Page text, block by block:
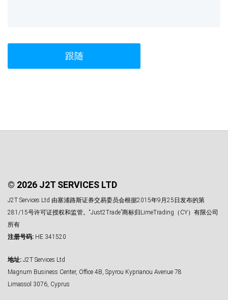
跟随
© 2026 J2T SERVICES LTD
J2T Services Ltd 由塞浦路斯证券交易委员会根据2015年9月25日发布的第
281/15号许可证授权和监管。“Just2Trade”商标归LimeTrading（CY）有限公司
所有
注册号码: HE 341520
地址: J2T Services Ltd
Magnum Business Center, Office 4B, Spyrou Kyprianou Avenue 78
Limassol 3076, Cyprus